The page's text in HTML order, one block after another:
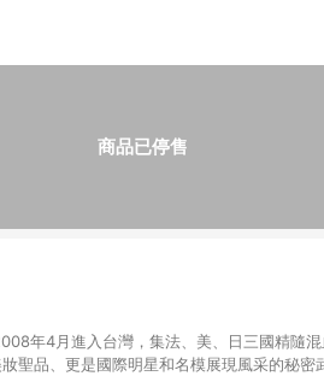
商品已停售
年4月進入台灣，集法、美、日三國精隨
聖品、更是國際明星和名模展現風采的秘密